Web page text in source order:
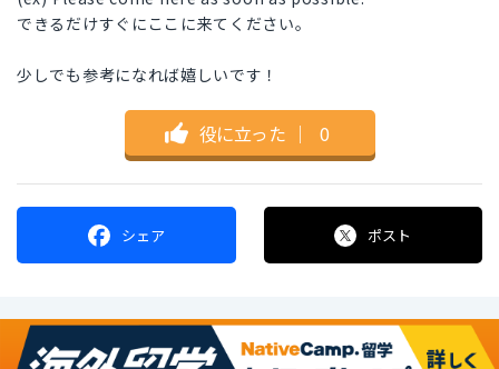
できるだけすぐにここに来てください。
少しでも参考になれば嬉しいです！
役に立った ｜ 0
シェア ポスト